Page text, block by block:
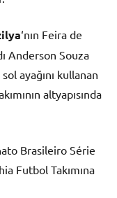
‘nın Feira de
Anderson Souza
ayağını kullanan
altyapısında
Brasileiro Série
Futbol Takımına